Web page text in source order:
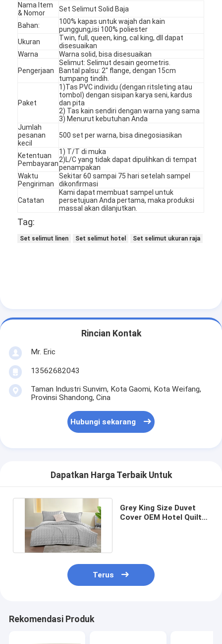
Produk
Hubungi Kami
Berita
Kasus-kasus
Minta Kutipan
Nama Item
& Nomor
Set Selimut Solid Baja
Bahan:
100% kapas untuk wajah dan kain
punggung,isi 100% poliester
Ukuran
Twin, full, queen, king, cal king, dll dapat
disesuaikan
Warna
Warna solid, bisa disesuaikan
Pengerjaan
Selimut: Selimut desain geometris.
Bantal palsu: 2" flange, dengan 15cm
tumpang tindih.
Paket
1)Tas PVC individu (dengan ritsleting atau
tombol) dengan sisipan karya seni, kardus
dan pita
2) Tas kain sendiri dengan warna yang sama
3) Menurut kebutuhan Anda
Jumlah
pesanan
kecil
500 set per warna, bisa dinegosiasikan
Ketentuan
Pembayaran
1) T/T di muka
2)L/C yang tidak dapat dipulihkan di tempat
penampakan
Waktu
Pengiriman
Sekitar 60 sampai 75 hari setelah sampel
dikonfirmasi
Catatan
Kami dapat membuat sampel untuk
persetujuan Anda pertama, maka produksi
massal akan dilanjutkan.
Tag:
Set selimut linen Set selimut hotel Set selimut ukuran raja
Rincian Kontak
Mr. Eric
13562682043
Taman Industri Sunvim, Kota Gaomi, Kota Weifang,
Provinsi Shandong, Cina
Hubungi sekarang
Dapatkan Harga Terbaik Untuk
Grey King Size Duvet
Cover OEM Hotel Quilt
Terus
Rekomendasi Produk